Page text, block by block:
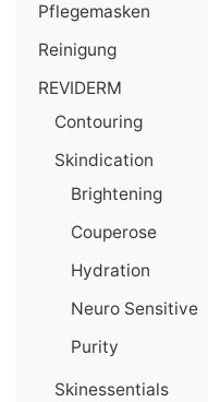
Pflegemasken
Reinigung
REVIDERM
Contouring
Skindication
Brightening
Couperose
Hydration
Neuro Sensitive
Purity
Skinessentials